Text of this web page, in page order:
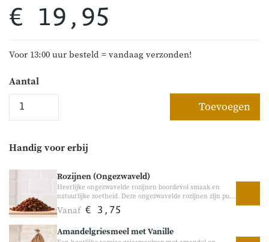
€ 19,95
Voor 13:00 uur besteld = vandaag verzonden!
Aantal
Toevoegen
Handig voor erbij
Rozijnen (Ongezwaveld)
Heerlijke ongezwavelde rozijnen boordevol smaak en
natuurlijke zoetheid. Deze ongezwavelde rozijnen zijn puur
natuur, zonder verdere bewerking. Doordat ze
ongezwaveld zijn, hebben ze een donkerdere kleur en een
toevoeging aan yoghurt, havermout, brood en
Vanaf € 3,75
Amandelgriesmeel met Vanille